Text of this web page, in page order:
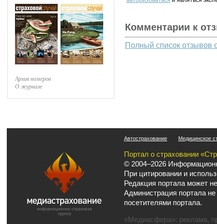
Архив номеров
О журнале
Комментарии к
Полный список отзывов
Автострахование Медицинское
Портал о страховании
© 2004–2026
При цитировании и
Редакция портала может
Администрация портала
посетителями портала.
«Медиасфера»: реклама,